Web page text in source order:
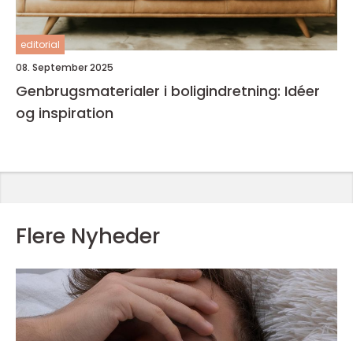
editorial
08. September 2025
Genbrugsmaterialer i boligindretning: Idéer
og inspiration
Flere Nyheder